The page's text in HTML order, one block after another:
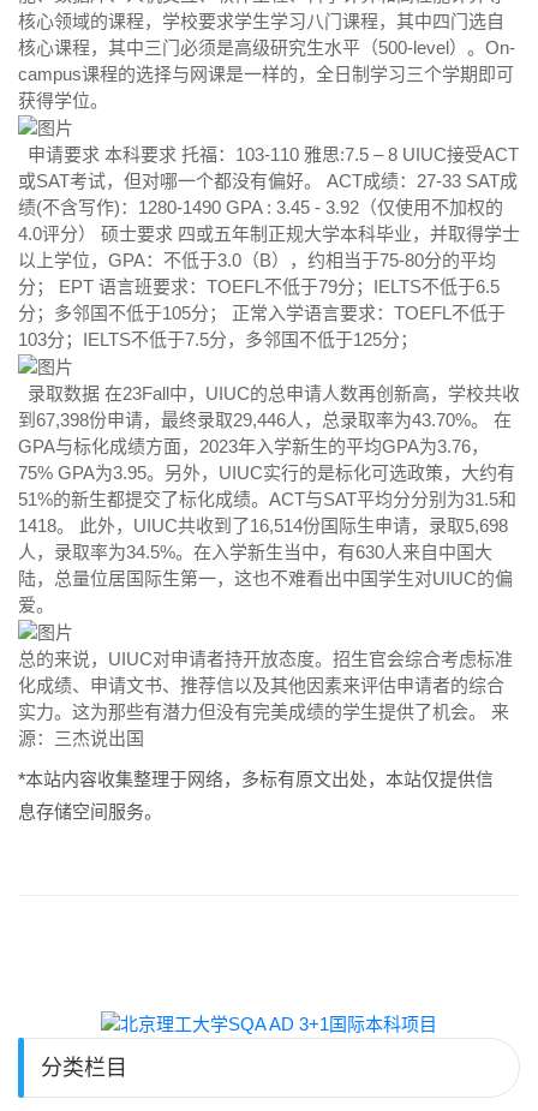
核心领域的课程，学校要求学生学习八门课程，其中四门选自
核心课程，其中三门必须是高级研究生水平（500-level）。On-
campus课程的选择与网课是一样的，全日制学习三个学期即可
获得学位。
申请要求 本科要求 托福：103-110 雅思:7.5 – 8 UIUC接受ACT
或SAT考试，但对哪一个都没有偏好。 ACT成绩：27-33 SAT成
绩(不含写作)：1280-1490 GPA : 3.45 - 3.92（仅使用不加权的
4.0评分） 硕士要求 四或五年制正规大学本科毕业，并取得学士
以上学位，GPA：不低于3.0（B），约相当于75-80分的平均
分； EPT 语言班要求：TOEFL不低于79分；IELTS不低于6.5
分；多邻国不低于105分； 正常入学语言要求：TOEFL不低于
103分；IELTS不低于7.5分，多邻国不低于125分；
录取数据 在23Fall中，UIUC的总申请人数再创新高，学校共收
到67,398份申请，最终录取29,446人，总录取率为43.70%。 在
GPA与标化成绩方面，2023年入学新生的平均GPA为3.76，
75% GPA为3.95。另外，UIUC实行的是标化可选政策，大约有
51%的新生都提交了标化成绩。ACT与SAT平均分分别为31.5和
1418。 此外，UIUC共收到了16,514份国际生申请，录取5,698
人，录取率为34.5%。在入学新生当中，有630人来自中国大
陆，总量位居国际生第一，这也不难看出中国学生对UIUC的偏
爱。
总的来说，UIUC对申请者持开放态度。招生官会综合考虑标准
化成绩、申请文书、推荐信以及其他因素来评估申请者的综合
实力。这为那些有潜力但没有完美成绩的学生提供了机会。 来
源：三杰说出国
*本站内容收集整理于网络，多标有原文出处，本站仅提供信
息存储空间服务。
分类栏目